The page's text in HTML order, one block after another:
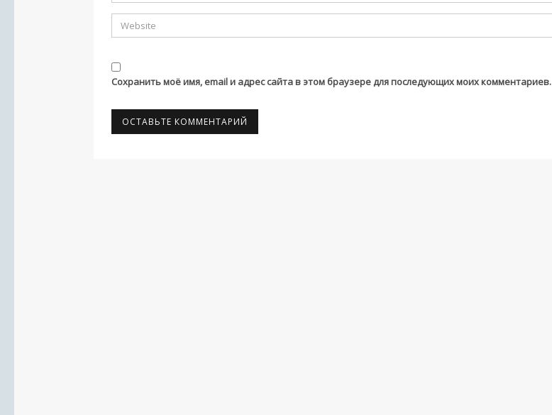
Сохранить моё имя, email и адрес сайта в этом браузере для последующих моих комментариев.